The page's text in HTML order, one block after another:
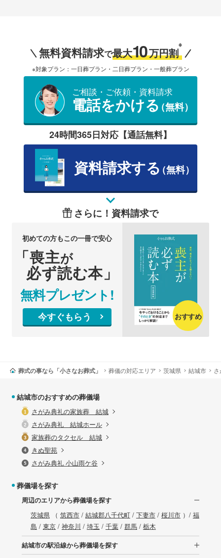
無料資料請求で最大10万円割
※
※対象プラン：一日葬プラン・二日葬プラン・一般葬プラン
ご相談・ご依頼・資料請求
電話をかける（無料）
24時間365日対応【通話無料】
資料請求する（無料）
さらに！資料請求で
初めての方もこの一冊で安心
「喪主が
必ず読む本」
無料プレゼント!
今すぐもらう おすすめ
葬式の事なら「小さなお葬式」 葬儀の対応エリア 茨城県 結城市
結城市のおすすめの葬儀場
さがみ典礼の家族葬 結城
さがみ典礼 結城ホール
家族葬のタクセル 結城
きぬ聖苑
さがみ典礼 小山雨ケ谷
葬儀場を探す
周辺のエリアから葬儀場を探す
茨城県（ 筑西市/ 結城郡八千代町/ 下妻市/ 桜川市）/ 福
島 / 東京/ 神奈川 / 埼玉 / 千葉/ 群馬/ 栃木
結城市の駅沿線から葬儀場を探す